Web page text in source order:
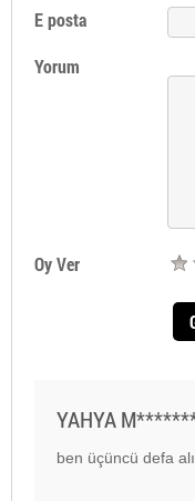
E posta
Yorum
Oy Ver
YAHYA
ben üçüncü defa